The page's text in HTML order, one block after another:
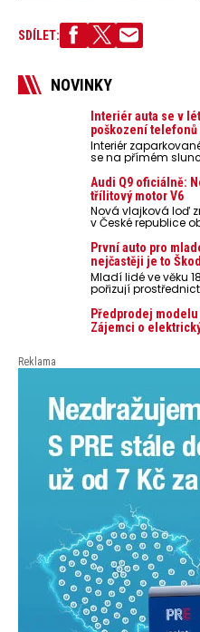
SDÍLET:
NOVINKY
Interiér auta se v
poškození
Interiér
se na přímém
nebezpečí pro
nebo notebooky.
poškodit
zvýšit riziko požáru.
Audi Q9 oficiálně:
třílitový motor V6
Nová vlajková loď
v České republice
První auto pro
nejčastěji je to
Mladí lidé ve věku
pořizují
auto. Průměrná
tisíc korun a
přesahuje 251 tisíc
Předprodej
Zájemci o
Reklama